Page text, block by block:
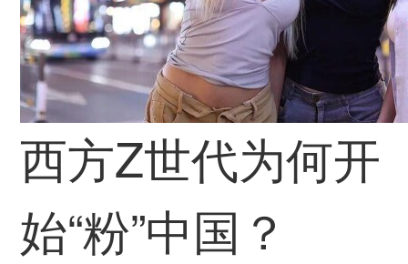
西方Z世代为何开
始“粉”中国？